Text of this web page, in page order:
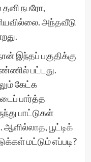
தனி நபரோ,
அந்தவீடு
இந்தப் பகுதிக்கு
பட்டது.
கேட்க
பார்த்த
பாட்டுகள்
பூட்டிக்
மட்டும் எப்படி?